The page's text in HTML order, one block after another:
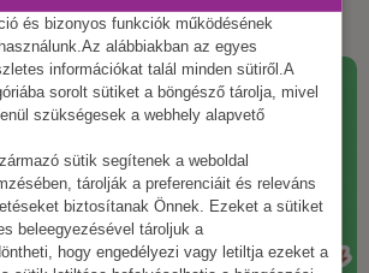
és bizonyos funkciók működésének
alábbiakban az egyes
információkat talál minden sütiről.A
sorolt sütiket a böngésző tárolja, mivel
szükségesek a webhely alapvető
sütik segítenek a weboldal
tárolják a preferenciáit és releváns
biztosítanak Önnek. Ezeket a sütiket
beleegyezésével tároljuk a
hogy engedélyezi vagy letiltja ezeket a